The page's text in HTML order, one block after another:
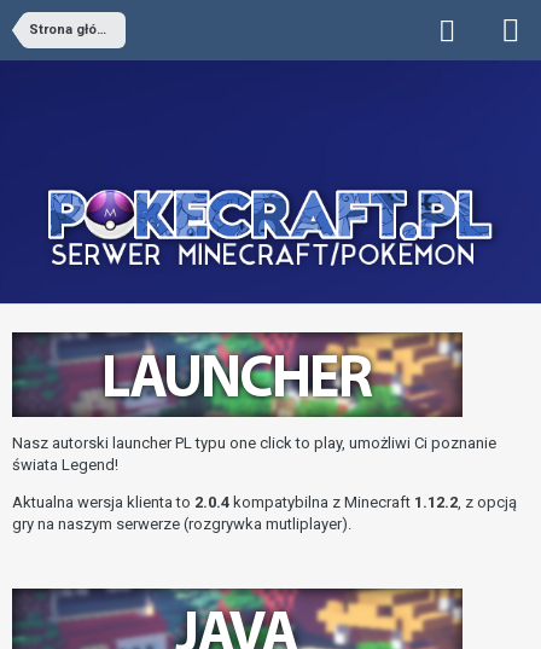
Strona główna
Nasz autorski launcher PL typu one click to play, umożliwi Ci poznanie
świata Legend!
Aktualna wersja klienta to 2.0.4 kompatybilna z Minecraft 1.12.2, z opcją
gry na naszym serwerze (rozgrywka mutliplayer).